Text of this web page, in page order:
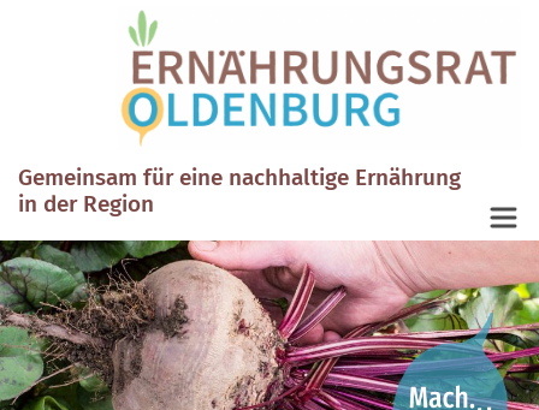
Gemeinsam für eine nachhaltige Ernährung
in der Region